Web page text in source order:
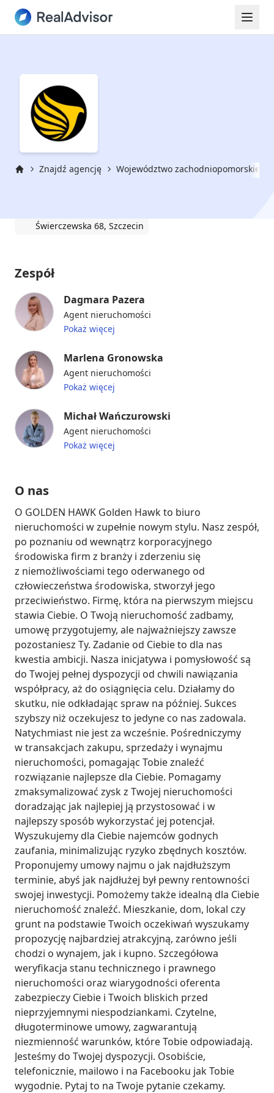
Znajdź agencję Województwo zachodniopomorskie
Świerczewska 68, Szczecin
Zespół
Dagmara Pazera
Agent nieruchomości
Pokaż więcej
Marlena Gronowska
Agent nieruchomości
Pokaż więcej
Michał Wańczurowski
Agent nieruchomości
Pokaż więcej
O nas
O GOLDEN HAWK Golden Hawk to biuro
nieruchomości w zupełnie nowym stylu. Nasz zespół,
po poznaniu od wewnątrz korporacyjnego
środowiska firm z branży i zderzeniu się
z niemożliwościami tego oderwanego od
człowieczeństwa środowiska, stworzył jego
przeciwieństwo. Firmę, która na pierwszym miejscu
stawia Ciebie. O Twoją nieruchomość zadbamy,
umowę przygotujemy, ale najważniejszy zawsze
pozostaniesz Ty. Zadanie od Ciebie to dla nas
kwestia ambicji. Nasza inicjatywa i pomysłowość są
do Twojej pełnej dyspozycji od chwili nawiązania
współpracy, aż do osiągnięcia celu. Działamy do
skutku, nie odkładając spraw na później. Sukces
szybszy niż oczekujesz to jedyne co nas zadowala.
Natychmiast nie jest za wcześnie. Pośredniczymy
w transakcjach zakupu, sprzedaży i wynajmu
nieruchomości, pomagając Tobie znaleźć
rozwiązanie najlepsze dla Ciebie. Pomagamy
zmaksymalizować zysk z Twojej nieruchomości
doradzając jak najlepiej ją przystosować i w
najlepszy sposób wykorzystać jej potencjał.
Wyszukujemy dla Ciebie najemców godnych
zaufania, minimalizując ryzyko zbędnych kosztów.
Proponujemy umowy najmu o jak najdłuższym
terminie, abyś jak najdłużej był pewny rentowności
swojej inwestycji. Pomożemy także idealną dla Ciebie
nieruchomość znaleźć. Mieszkanie, dom, lokal czy
grunt na podstawie Twoich oczekiwań wyszukamy
propozycję najbardziej atrakcyjną, zarówno jeśli
chodzi o wynajem, jak i kupno. Szczegółowa
weryfikacja stanu technicznego i prawnego
nieruchomości oraz wiarygodności oferenta
zabezpieczy Ciebie i Twoich bliskich przed
nieprzyjemnymi niespodziankami. Czytelne,
długoterminowe umowy, zagwarantują
niezmienność warunków, które Tobie odpowiadają.
Jesteśmy do Twojej dyspozycji. Osobiście,
telefonicznie, mailowo i na Facebooku jak Tobie
wygodnie. Pytaj to na Twoje pytanie czekamy.